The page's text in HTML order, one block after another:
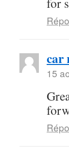
car
15